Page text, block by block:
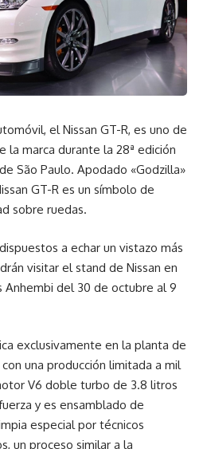
el Nissan GT-R, es uno de
la marca durante la 28ª edición
São Paulo. Apodado «Godzilla»
GT-R es un símbolo de
sobre ruedas.
a echar un vistazo más
visitar el stand de Nissan en
Anhembi del 30 de octubre al 9
exclusivamente en la planta de
una producción limitada a mil
V6 doble turbo de 3.8 litros
y es ensamblado de
especial por técnicos
un proceso similar a la